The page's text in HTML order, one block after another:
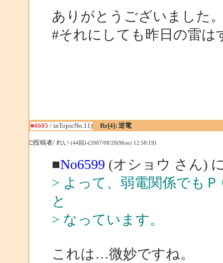
ありがとうございました
#それにしても昨日の雷は
■6605 / inTopicNo.11) Re[4]: 逆電
□投稿者/ れい (44回)-(2007/08/20(Mon) 12:58:19)
■No6599 (オショウ さん)
> よって、弱電関係でも
と
> なっています。
これは…微妙ですね。